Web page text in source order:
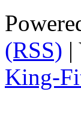
(RSS) |
King-